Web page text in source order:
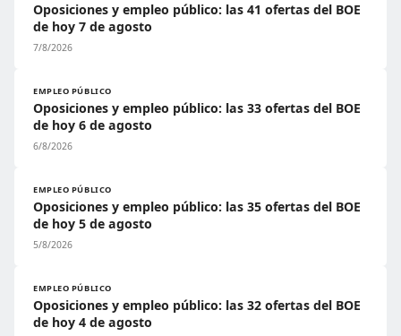
Oposiciones y empleo público: las 41 ofertas del BOE
de hoy 7 de agosto
7/8/2026
EMPLEO PÚBLICO
Oposiciones y empleo público: las 33 ofertas del BOE
de hoy 6 de agosto
6/8/2026
EMPLEO PÚBLICO
Oposiciones y empleo público: las 35 ofertas del BOE
de hoy 5 de agosto
5/8/2026
EMPLEO PÚBLICO
Oposiciones y empleo público: las 32 ofertas del BOE
de hoy 4 de agosto